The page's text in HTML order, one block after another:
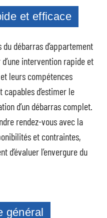
et efficace
débarras d’appartement
intervention rapide et
leurs compétences
d’estimer le
d’un débarras complet.
rendez-vous avec la
et contraintes,
d’évaluer l’envergure du
général